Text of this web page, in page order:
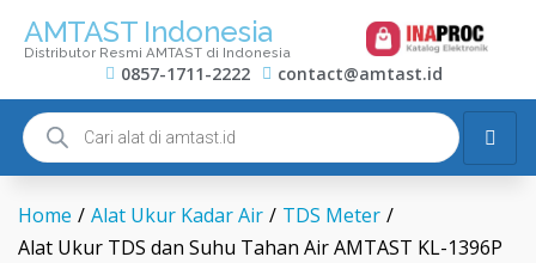
AMTAST Indonesia
Distributor Resmi AMTAST di Indonesia
0857-1711-2222 contact@amtast.id
Home / Alat Ukur Kadar Air / TDS Meter /
Alat Ukur TDS dan Suhu Tahan Air AMTAST KL-1396P